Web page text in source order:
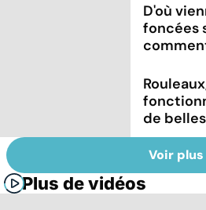
D'où
foncées
de
Voir plus
Plus de vidéos